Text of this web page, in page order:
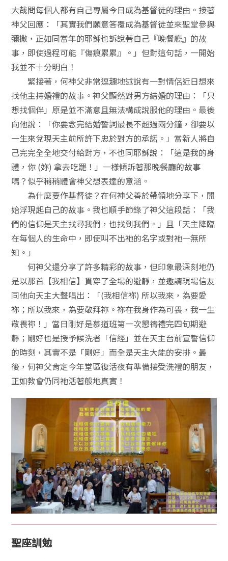
大哉問每個人都有自己專屬今日成為基督徒的理由。接著
神父回應：「其實我們願意答覆成為基督徒並來聖堂參與
彌撒，正如同當年的耶穌也訴說著自己『晚餐廳』的故
事，即使過程可能『傷痕累累』。」但對這句話，一開始
我並不十分明白！
緊接著，何神父非常逗趣地述說有一對情侶近日想來
找他主持婚禮的故事。神父顯然對男方結婚的理由：「只
想找個伴」原是並不滿意且無法構成說服他的理由。最後
向他說：「你要念完結婚誓詞最長不超過兩分鐘，卻要以
一生來兌現天主前所許下忠於對方的承諾。」當新人將自
己完完全全地交付給對方，不也同耶穌說：「這是我的身
體，你 (妳) 拿去吃罷！」一樣傾訴著那晚餐廳的故事
嗎？似乎稍稍體會神父想表達的意涵。
為什麼要作基督徒？在何神父善於帶領地分享下，開
始浮現起自己的故事。我也順手節錄了神父這段話：「我
們的信仰是天主找尋我們，也找到我們。」且「天主降臨
在每個人的生命中，即使叫不出祂的名字或對祂一無所
知。」
何神父還分享了許多精彩的故事，但印象最深刻地仍
是以那首【我相信】貫穿了全場的避靜，並邀請現場信友
同他向天主大聲唱出：「(我相信祢) 所以我來，為要愛
祢；所以我來，為要敬拜祢。祢在我身作為可畏，我一生
敬畏祢！」當日剛好是慕道班第一次懇禱禮完四旬期避
靜；剛好也是授予候洗者「信經」並在天主台前宣誓信仰
的時刻，其實不是「剛好」而全是天主大能的安排。最
後，何神父肯定今年堂區復活夜有準備接受洗禮的朋友，
正如教會仍同祂活著般地真實！
聖座訓勉